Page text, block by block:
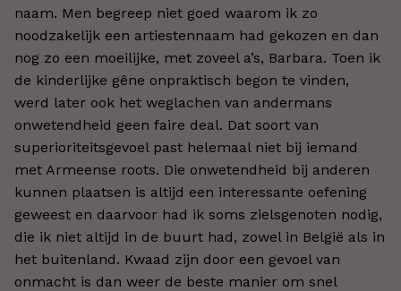
naam. Men begreep niet goed waarom ik zo
noodzakelijk een artiestennaam had gekozen en dan
nog zo een moeilijke, met zoveel a’s, Barbara. Toen ik
de kinderlijke gêne onpraktisch begon te vinden,
werd later ook het weglachen van andermans
onwetendheid geen faire deal. Dat soort van
superioriteitsgevoel past helemaal niet bij iemand
met Armeense roots. Die onwetendheid bij anderen
kunnen plaatsen is altijd een interessante oefening
geweest en daarvoor had ik soms zielsgenoten nodig,
die ik niet altijd in de buurt had, zowel in België als in
het buitenland. Kwaad zijn door een gevoel van
onmacht is dan weer de beste manier om snel